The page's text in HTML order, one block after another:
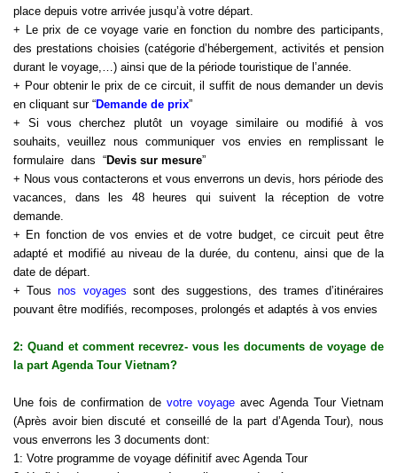
place depuis votre arrivée jusqu’à votre départ.
+ Le prix de ce voyage varie en fonction du nombre des participants,
des prestations choisies (catégorie d’hébergement, activités et pension
durant le voyage,…) ainsi que de la période touristique de l’année.
+ Pour obtenir le prix de ce circuit, il suffit de nous demander un devis
en cliquant sur “Demande de prix”
+ Si vous cherchez plutôt un voyage similaire ou modifié à vos
souhaits, veuillez nous communiquer vos envies en remplissant le
formulaire dans “Devis sur mesure”
+ Nous vous contacterons et vous enverrons un devis, hors période des
vacances, dans les 48 heures qui suivent la réception de votre
demande.
+ En fonction de vos envies et de votre budget, ce circuit peut être
adapté et modifié au niveau de la durée, du contenu, ainsi que de la
date de départ.
+ Tousnos voyages sont des suggestions, des trames d’itinéraires
pouvant être modifiés, recomposes, prolongés et adaptés à vos envies
2: Quand et comment recevrez- vous les documents de voyage de
la part Agenda Tour Vietnam?
Une fois de confirmation de votre voyage avec Agenda Tour Vietnam
(Après avoir bien discuté et conseillé de la part d’Agenda Tour), nous
vous enverrons les 3 documents dont:
1: Votre programme de voyage définitif avec Agenda Tour